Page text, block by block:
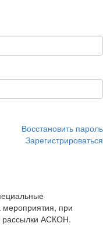
Восстановить пароль
Зарегистрироваться
при
рассылки АСКОН.